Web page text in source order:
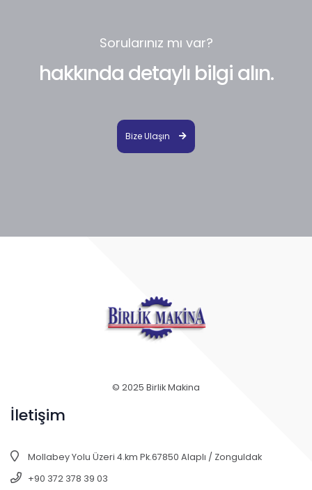
Sorularınız mı var?
hakkında detaylı bilgi alın.
Bize Ulaşın
© 2025 Birlik Makina
İletişim
Mollabey Yolu Üzeri 4.km Pk.67850 Alaplı / Zonguldak
+90 372 378 39 03